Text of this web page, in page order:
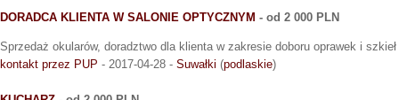
DORADCA KLIENTA W SALONIE OPTYCZNYM - od 2 000 PLN
Sprzedaż okularów, doradztwo dla klienta w zakresie doboru oprawek i
kontakt przez PUP - 2017-04-28 - Suwałki (podlaskie)